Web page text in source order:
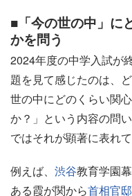
■「今の世の中」に
かを問う
2024年度の中学入試が
題を見て感じたのは、
世の中にどのくらい関
か？」という内容の問
ではそれが顕著に表れて
例えば、 渋谷教育学園
ある霞が関から首相官邸